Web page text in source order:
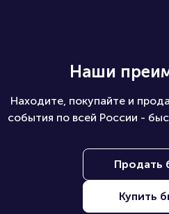
Наши
Находите, покупайте и
события по всей России -
Продать
Купить